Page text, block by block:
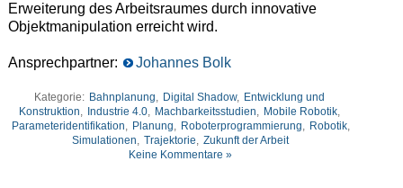
Erweiterung des Arbeitsraumes durch innovative
Objektmanipulation erreicht wird.
Ansprechpartner: Johannes Bolk
Kategorie: Bahnplanung, Digital Shadow, Entwicklung und
Konstruktion, Industrie 4.0, Machbarkeitsstudien, Mobile Robotik,
Parameteridentifikation, Planung, Roboterprogrammierung, Robotik,
Simulationen, Trajektorie, Zukunft der Arbeit
Keine Kommentare »